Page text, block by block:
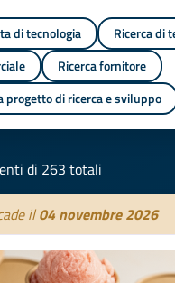
di tecnologia
Ricerca di
Ricerca fornitore
progetto di ricerca e sviluppo
di 263 totali
il04 novembre 2026